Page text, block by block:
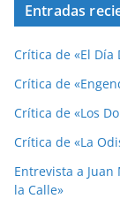
Entradas
Crítica de «El Día
Crítica de
Crítica de «Los
Crítica de «La
Entrevista a
la Calle»